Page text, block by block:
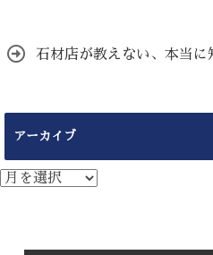
石材店が教えない、本当に
アーカイブ
ア
ー